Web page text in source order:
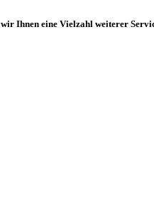
Ihnen eine Vielzahl weiterer